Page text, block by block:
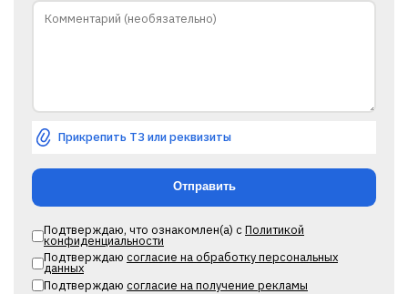
Прикрепить ТЗ или реквизиты
Подтверждаю, что ознакомлен(а) сПолитикой
конфиденциальности
Подтверждаю согласие на обработку персональных
данных
Подтверждаю согласие на получение рекламы